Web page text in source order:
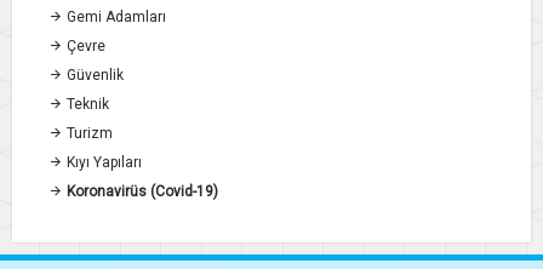
Gemi Adamları
Çevre
Güvenlik
Teknik
Turizm
Kıyı Yapıları
Koronavirüs (Covid-19)